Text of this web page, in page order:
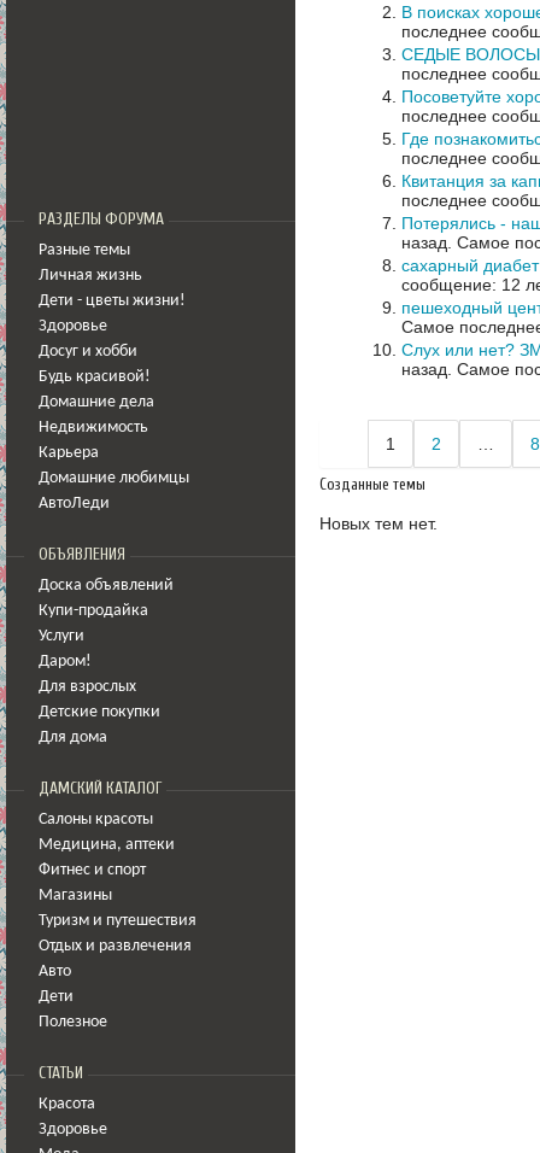
РАЗДЕЛЫ ФОРУМА
Разные темы
Личная жизнь
Дети - цветы жизни!
Здоровье
Досуг и хобби
Будь красивой!
Домашние дела
Недвижимость
Карьера
Домашние любимцы
АвтоЛеди
ОБЪЯВЛЕНИЯ
Доска объявлений
Купи-продайка
Услуги
Даром!
Для взрослых
Детские покупки
Для дома
ДАМСКИЙ КАТАЛОГ
Салоны красоты
Медицина, аптеки
Фитнес и спорт
Магазины
Туризм и путешествия
Отдых и развлечения
Авто
Дети
Полезное
СТАТЬИ
Красота
Здоровье
В поисках
последнее
СЕДЫЕ
последнее
Посоветуйте
последнее
Где
последнее
Квитанция за
последнее
Потерялись -
назад. Самое
сахарный диабет
сообщение: 12
пешеходный
Самое
Слух или нет?
назад. Самое
1 2 8
Созданные темы
Новых тем нет.